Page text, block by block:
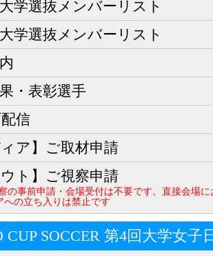
学選抜メンバーリスト
学選抜メンバーリスト
・表彰選手
信
ィア】ご取材申請
ウト】ご視察申請
の事前申請・会場受付は不要です。直接会場
への立ち入りは禁止です
CUP SOCCER 第4回大学女子